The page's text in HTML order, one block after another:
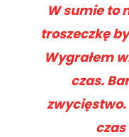
W sumie to
troszeczkę
Wygrałem
czas.
zwycięstwo.